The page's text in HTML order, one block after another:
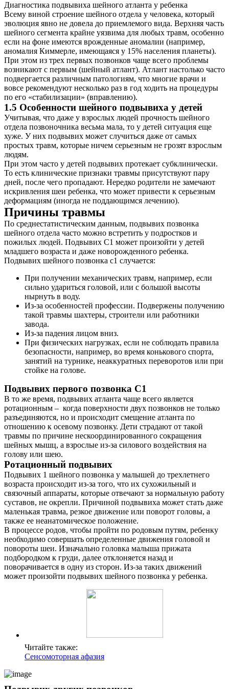
О нас
Услуги
Акции
Отзывы
Статьи
Контакты
Диагностика подвывиха шейного атланта у ребенка
Всему виной строение шейного отдела у человека, который
эволюция явно не довела до приемлемого вида. Верхняя часть
шейного сегмента крайне уязвима для любых травм, особенно
если на фоне имеются врожденные аномалии (например,
аномалия Киммерле, имеющаяся у 15% населения планеты).
При этом из трех первых позвонков чаще всего проблемы
возникают с первым (шейный атлант). Атлант настолько часто
подвергается различным патологиям, что многие врачи и
вовсе рекомендуют несколько раз в год ходить на процедуры
по его «стабилизации» (вправлению).
1.5 Особенности шейного подвывиха у детей
Учитывая, что даже у взрослых людей прочность шейного
отдела позвоночника весьма мала, то у детей ситуация еще
хуже. У них подвывих может случиться даже от самых
простых травм, которые ничем серьезным не грозят взрослым
людям.
При этом часто у детей подвывих протекает субклинически.
То есть клинические признаки травмы присутствуют пару
дней, после чего пропадают. Нередко родители не замечают
искривления шеи ребенка, что может привести к серьезным
деформациям (иногда не поддающимся лечению).
Причины травмы
По среднестатистическим данным, подвывих позвонка
шейного отдела часто можно встретить у подростков и
пожилых людей. Подвывих С1 может произойти у детей
младшего возраста и даже новорожденного ребенка.
Подвывих шейного позвонка с1 случается:
При получении механических травм, например, если
сильно удариться головой, или с большой высоты
нырнуть в воду.
Из-за особенностей профессии. Подвержены получению
такой травмы шахтеры, строители или работники
завода.
Из-за падения лицом вниз.
При физических нагрузках, если не соблюдать правила
безопасности, например, во время конькового спорта,
занятий на турнике, неаккуратных переворотов или при
стойке на голове.
Подвывих первого позвонка С1
В то же время, подвывих атланта чаще всего является
ротационным – когда поверхности двух позвонков не только
разъединяются, но и происходит смещение атланта по
отношению к осевому позвонку. Дети страдают от такой
травмы по причине нескоординированного сокращения
шейных мышц, а взрослые из-за силового воздействия на
голову или шею.
Ротационный подвывих
Подвывих 1 шейного позвонка у малышей до трехлетнего
возраста происходит из-за того, что их сухожильный и
связочный аппараты, которые отвечают за нормальную работу
суставов, не окрепли. Причиной подвывиха может стать даже
маленькая травма, резкое движение или поворот головы, а
также ее неанатомическое положение.
В процессе родов, чтобы пройти по родовым путям, ребенку
необходимо совершать определенные движения головой и
повороты шеи. Изначально головка малыша прижата
подбородком к груди, далее отклоняется назад и
поворачивается в одну из сторон. Из-за таких движений
может произойти подвывих шейного позвонка у ребенка.
Читайте также:
Сенсомоторная афазия